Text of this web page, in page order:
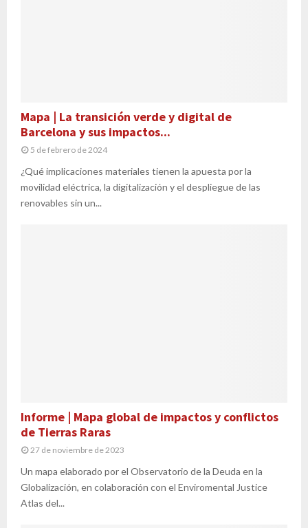
Mapa | La transición verde y digital de
Barcelona y sus impactos...
5 de febrero de 2024
¿Qué implicaciones materiales tienen la apuesta por la
movilidad eléctrica, la digitalización y el despliegue de las
renovables sin un...
Informe | Mapa global de impactos y conflictos
de Tierras Raras
27 de noviembre de 2023
Un mapa elaborado por el Observatorio de la Deuda en la
Globalización, en colaboración con el Enviromental Justice
Atlas del...